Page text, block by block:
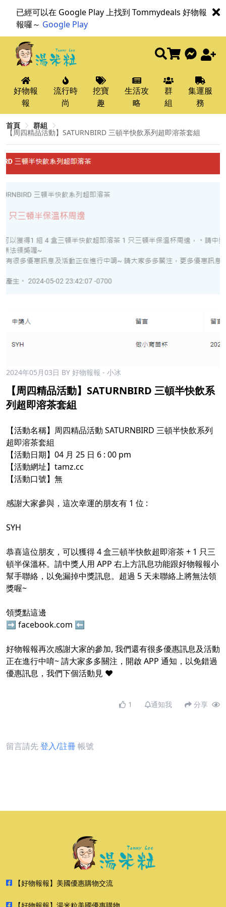
已經可以在 Google Play 上找到 Tommydeals 好物報
報囉～ Google Play
好物報
報
流行時
尚
挖寶
趣
生活攻
略
群
組
集運服
務
首頁 群組
【周四精品活動】SATURNBIRD 三頓半快飲系列超即溶茶套組
2024年05月03日 BY 好物報報 - 小冰
【周四精品活動】SATURNBIRD 三頓半快飲系
列超即溶茶套組
【活動名稱】周四精品活動 SATURNBIRD 三頓半快飲系列
超即溶茶套組
【活動日期】04 月 25 日 6 : 00 pm
【活動網址】 tamz.cc
【活動口號】無
感謝大家參與，這次幸運的朋友有 1 位 :
SYH
恭喜這位朋友，可以獲得 4 盒三頓半快飲超即溶茶 + 1 只三
頓半保溫杯。請中獎人用 APP 右上方訊息功能跟好物報報小
幫手聯絡，以免漏掉中獎訊息。超過 5 天未聯絡上將無法領
獎喔~
領獎點這邊
➡ facebook.com ⬅
好物報報再次感謝大家的參加, 我們還有很多優惠訊息及活動
正在進行中唷~ 請大家多多關注，開啟 APP 通知，以免錯過
優惠訊息，我們下個活動見 ❤️
1 通知我 分享
留言請先登入/註冊帳號
【好物報報】美國優惠購物交流
【好物報報】湯米粒美國優惠購物